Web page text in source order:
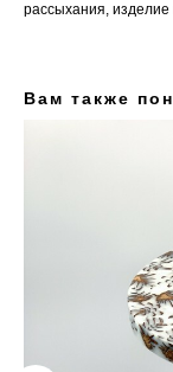
рассыхания,
Вам также